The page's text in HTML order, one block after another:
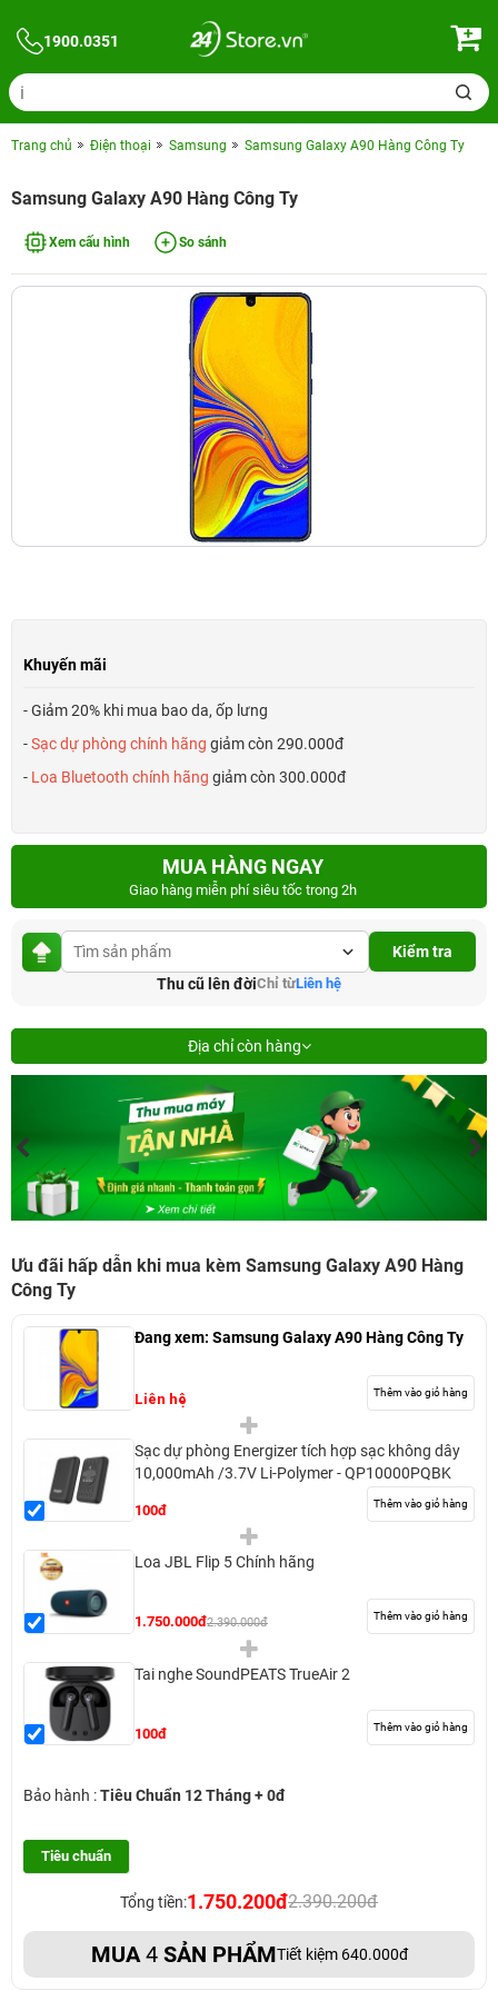
1900.0351
Trang chủ Điện thoại Samsung Samsung Galaxy A90 Hàng Công Ty
Samsung Galaxy A90 Hàng Công Ty
Xem cấu hình So sánh
Khuyến mãi
- Giảm 20% khi mua bao da, ốp lưng
-Sạc dự phòng chính hãng giảm còn 290.000đ
- Loa Bluetooth chính hãng giảm còn 300.000đ
MUA HÀNG NGAY
Giao hàng miễn phí siêu tốc trong 2h
Kiểm tra
Thu cũ lên đờiChỉ từLiên hệ
Địa chỉ còn hàng
Ưu đãi hấp dẫn khi mua kèm Samsung Galaxy A90 Hàng
Công Ty
Đang xem: Samsung Galaxy A90 Hàng Công Ty
Liên hệ Thêm vào giỏ hàng
Sạc dự phòng Energizer tích hợp sạc không dây
10,000mAh /3.7V Li-Polymer - QP10000PQBK
100đ Thêm vào giỏ hàng
Loa JBL Flip 5 Chính hãng
1.750.000đ2.390.000đ Thêm vào giỏ hàng
Tai nghe SoundPEATS TrueAir 2
100đ Thêm vào giỏ hàng
Bảo hành :Tiêu Chuẩn 12 Tháng + 0đ
Tiêu chuẩn
Tổng tiền:1.750.200đ2.390.200đ
MUA4SẢN PHẨMTiết kiệm 640.000đ